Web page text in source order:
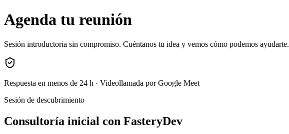
Agenda tu reunión
Sesión introductoria sin compromiso. Cuéntanos tu idea y vemos cómo podemos ayudarte.
Respuesta en menos de 24 h · Videollamada por Google Meet
Sesión de descubrimiento
Consultoría inicial con FasteryDev